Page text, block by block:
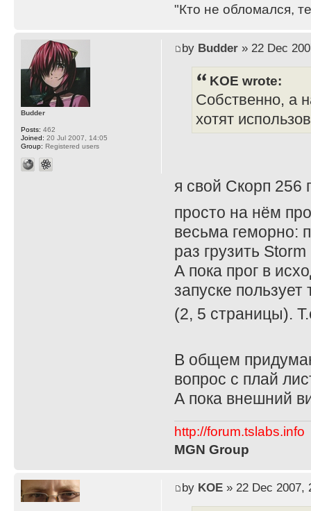
"Кто не обломался,
by Budder» 22 Dec
KOE wrote:
Собственно, а
хотят
я свой Скорп 256
просто на нём
весьма геморно:
раз грузить
А пока прог в
запуске
(2, 5 страницы).
В общем
вопрос с плай
А пока внешний
http://forum.tslabs.info
MGN Group
Budder
Posts: 462
Joined: 20 Jul 2007, 14:05
Group: Registered users
by KOE» 22 Dec 2007,